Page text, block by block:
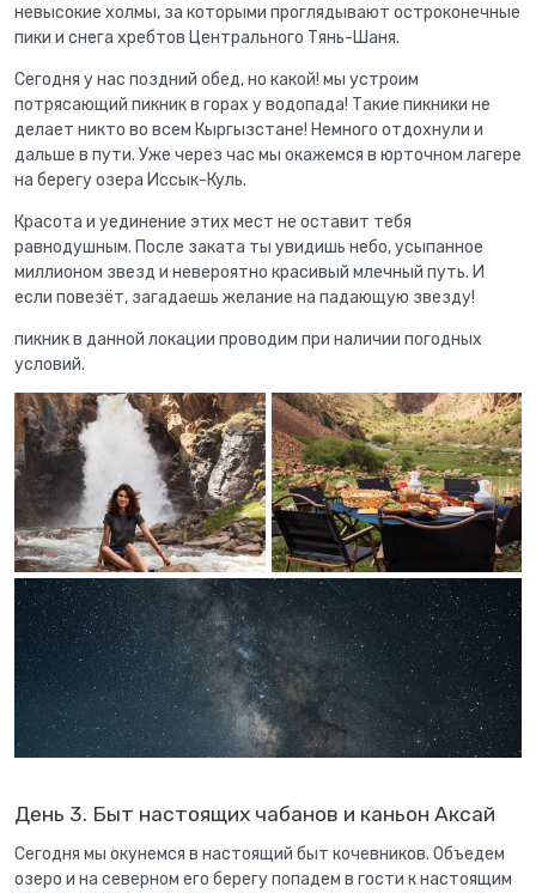
невысокие холмы, за которыми проглядывают остроконечные
пики и снега хребтов Центрального Тянь-Шаня.
Сегодня у нас поздний обед, но какой! мы устроим
потрясающий пикник в горах у водопада! Такие пикники не
делает никто во всем Кыргызстане! Немного отдохнули и
дальше в пути. Уже через час мы окажемся в юрточном лагере
на берегу озера Иссык-Куль.
Красота и уединение этих мест не оставит тебя
равнодушным. После заката ты увидишь небо, усыпанное
миллионом звезд и невероятно красивый млечный путь. И
если повезёт, загадаешь желание на падающую звезду!
пикник в данной локации проводим при наличии погодных
условий.
День 3. Быт настоящих чабанов и каньон Аксай
Сегодня мы окунемся в настоящий быт кочевников. Объедем
озеро и на северном его берегу попадем в гости к настоящим